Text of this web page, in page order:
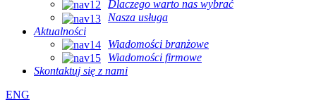
Dlaczego warto nas wybrać
Nasza usługa
Aktualności
Wiadomości branżowe
Wiadomości firmowe
Skontaktuj się z nami
ENG